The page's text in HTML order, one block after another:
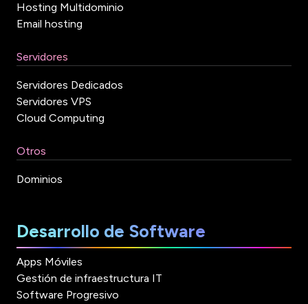
Hosting Multidominio
Email hosting
Servidores
Servidores Dedicados
Servidores VPS
Cloud Computing
Otros
Dominios
Desarrollo de Software
Apps Móviles
Gestión de infraestructura IT
Software Progresivo